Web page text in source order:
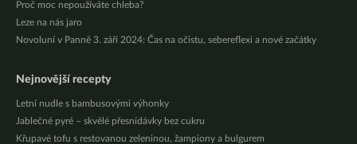
Proč moc nepoužíváte chleba?
Leze na nás jaro
Novoluní v Panně 3. září 2024: Čas na očistu, sebereflexi a nové začátky
Nejnovější recepty
Letní nudle s bambusovými výhonky
Jablečné pyré – skvělé přesnídávky bez cukru
Křupavé tofu s restovanou zeleninou, žampiony a bulgurem